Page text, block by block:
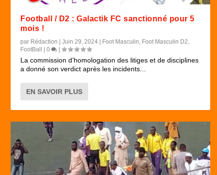
Football / D2 : Galactik FC sanctionné pour 5
mois !
par Rédaction |Juin 29, 2024 Foot Masculin, Foot Masculin D2,
FootBall
|0 |
La commission d’homologation des litiges et de disciplines
a donné son verdict après les incidents...
EN SAVOIR PLUS